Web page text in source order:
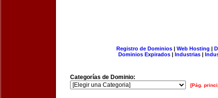
Registro de Dominios| Web Hosting |
Dominios Expirados | Industrias |
Categorías de Dominio:
[Pág.